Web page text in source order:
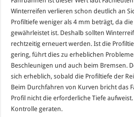
Winterreifen verlieren schon deutlich an
Profiltiefe weniger als 4 mm beträgt, da
gewährleistet ist. Deshalb sollten
rechtzeitig erneuert werden. Ist die
gering, führt dies zu erheblichen
Beschleunigen und auch beim Bremsen.
sich erheblich, sobald die Profiltiefe der
Beim Durchfahren von Kurven bricht das
Profil nicht die erforderliche Tiefe
Kontrolle geraten.